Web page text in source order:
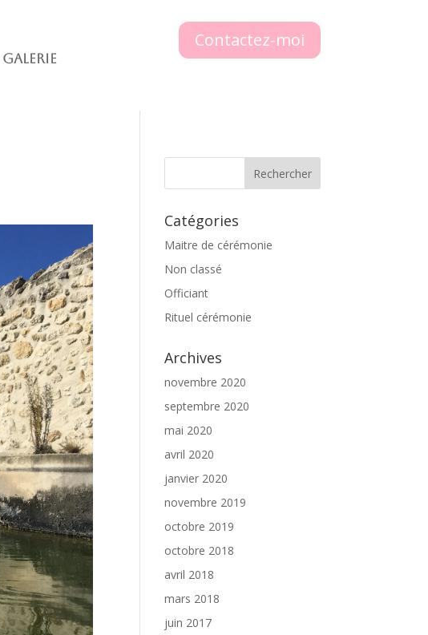
Galerie
Contactez-moi
Catégories
Maitre de cérémonie
Non classé
Officiant
Rituel cérémonie
Archives
novembre 2020
septembre 2020
mai 2020
avril 2020
janvier 2020
novembre 2019
octobre 2019
octobre 2018
avril 2018
mars 2018
juin 2017